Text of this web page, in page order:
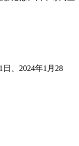
、2024年1月28